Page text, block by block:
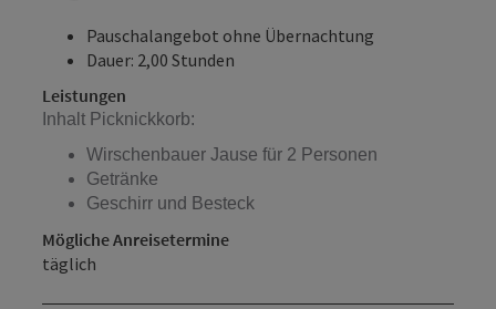
Pauschalangebot ohne Übernachtung
Dauer: 2,00 Stunden
Leistungen
Inhalt Picknickkorb:
Wirschenbauer Jause für 2 Personen
Getränke
Geschirr und Besteck
Mögliche Anreisetermine
täglich